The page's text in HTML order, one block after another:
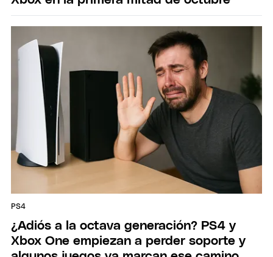
PS4
¿Adiós a la octava generación? PS4 y
Xbox One empiezan a perder soporte y